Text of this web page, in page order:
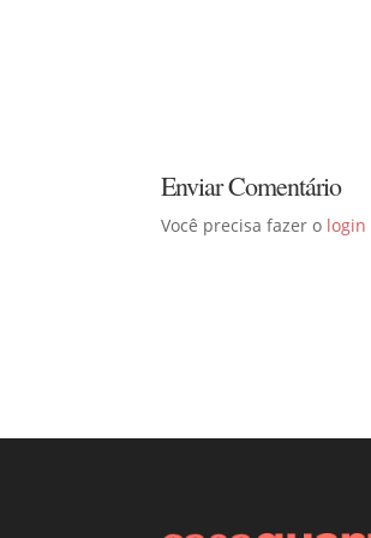
Enviar Comentário
Você precisa fazer o login